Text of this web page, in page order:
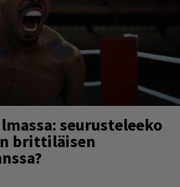
seurusteleeko
brittiläisen